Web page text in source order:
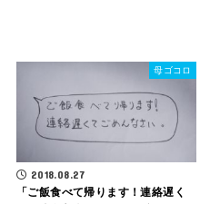
母ゴコロ
2018.08.27
「ご飯食べて帰ります！連絡遅く